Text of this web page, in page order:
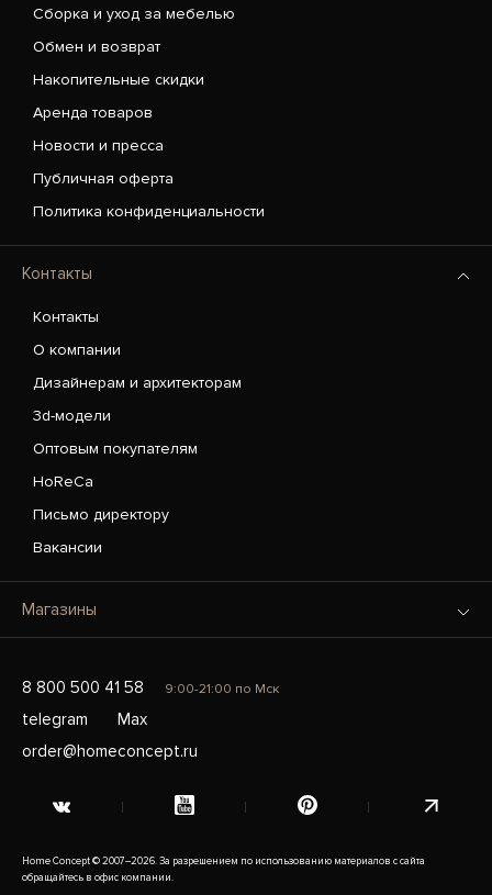
Сборка и уход за мебелью
Обмен и возврат
Накопительные скидки
Аренда товаров
Новости и пресса
Публичная оферта
Политика конфиденциальности
Контакты
Контакты
О компании
Дизайнерам и архитекторам
3d-модели
Оптовым покупателям
HoReCa
Письмо директору
Вакансии
Магазины
8 800 500 41 58 9:00-21:00 по Мск
telegram
Max
order@homeconcept.ru
Home Concept © 2007–2026. За разрешением по использованию материалов с сайта
обращайтесь в офис компании.